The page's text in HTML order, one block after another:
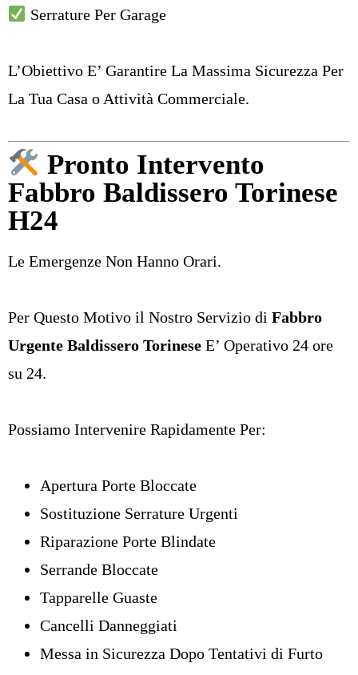
Serrature Per Garage
L’Obiettivo E’ Garantire La Massima Sicurezza Per
La Tua Casa o Attività Commerciale.
Pronto Intervento
Fabbro Baldissero Torinese
H24
Le Emergenze Non Hanno Orari.
Per Questo Motivo il Nostro Servizio di Fabbro
Urgente Baldissero Torinese E’ Operativo 24 ore
su 24.
Possiamo Intervenire Rapidamente Per:
Apertura Porte Bloccate
Sostituzione Serrature Urgenti
Riparazione Porte Blindate
Serrande Bloccate
Tapparelle Guaste
Cancelli Danneggiati
Messa in Sicurezza Dopo Tentativi di Furto